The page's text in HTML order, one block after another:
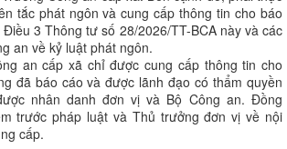
tắc phát ngôn và cung cấp thông tin cho báo
3 Thông tư số 28/2026/TT-BCA này và các
an về kỷ luật phát ngôn.
an cấp xã chỉ được cung cấp thông tin cho
đã báo cáo và được lãnh đạo có thẩm quyền
nhân danh đơn vị và Bộ Công an. Đồng
trước pháp luật và Thủ trưởng đơn vị về nội
cấp.